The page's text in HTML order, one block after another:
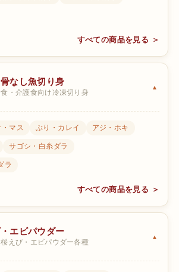
すべての商品を見る ＞
なし魚切り身
・介護食向け冷凍切り身
マス ぶり・カレイ アジ・ホキ
サゴシ・白糸ダラ
ラ
すべての商品を見る ＞
エビパウダー
えび・エビパウダー各種